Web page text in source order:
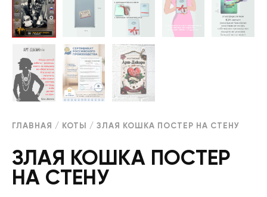
ГЛАВНАЯ / КОТЫ / ЗЛАЯ КОШКА ПОСТЕР НА СТЕНУ
ЗЛАЯ КОШКА ПОСТЕР
НА СТЕНУ